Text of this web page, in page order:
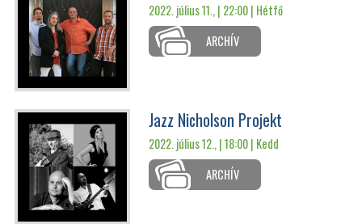
2022. július 11., | 22:00 | Hétfő
ARCHÍV
Jazz Nicholson Projekt
2022. július 12., | 18:00 | Kedd
ARCHÍV